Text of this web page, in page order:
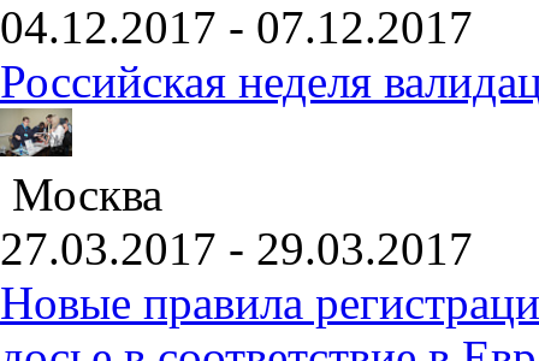
04.12.2017 - 07.12.2017
Российская неделя
Москва
27.03.2017 - 29.03.2017
Новые правила